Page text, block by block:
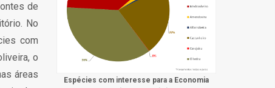
de
No
com
o
áreas
Espécies com interesse para a Economia